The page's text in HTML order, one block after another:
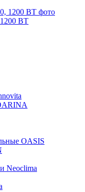
ВТ
OASIS
Neoclima